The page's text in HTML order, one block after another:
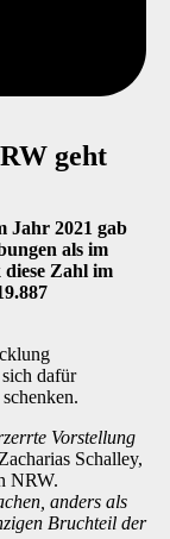
geht
Jahr 2021 gab
als im
diese Zahl im
dafür
Vorstellung
Zacharias Schalley,
NRW.
anders als
Bruchteil der